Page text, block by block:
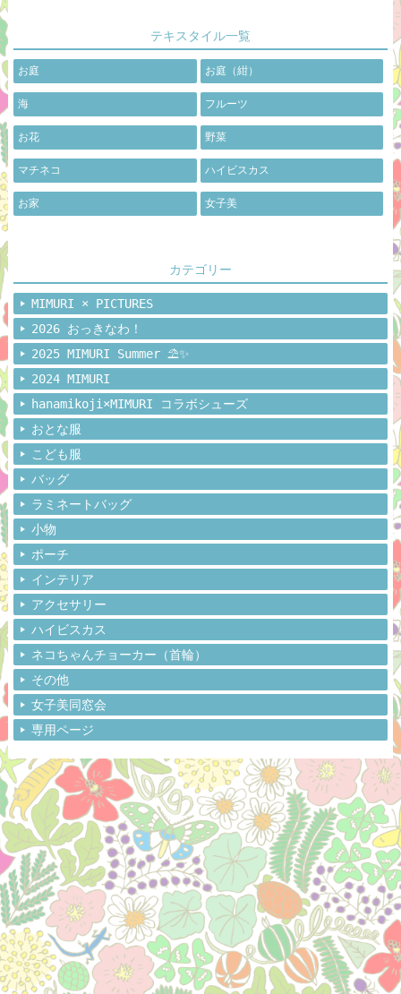
テキスタイル一覧
お庭 お庭（紺）
海 フルーツ
お花 野菜
マチネコ ハイビスカス
お家 女子美
カテゴリー
MIMURI × PICTURES
2026 おっきなわ！
2025 MIMURI Summer ⛱️✨
2024 MIMURI
hanamikoji×MIMURI コラボシューズ
おとな服
こども服
バッグ
ラミネートバッグ
小物
ポーチ
インテリア
アクセサリー
ハイビスカス
ネコちゃんチョーカー（首輪）
その他
女子美同窓会
専用ページ